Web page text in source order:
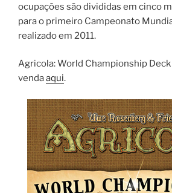
ocupações são divididas em cinco
para o primeiro Campeonato
realizado em 2011.
Agricola: World Championship Deck
vendaaqui.